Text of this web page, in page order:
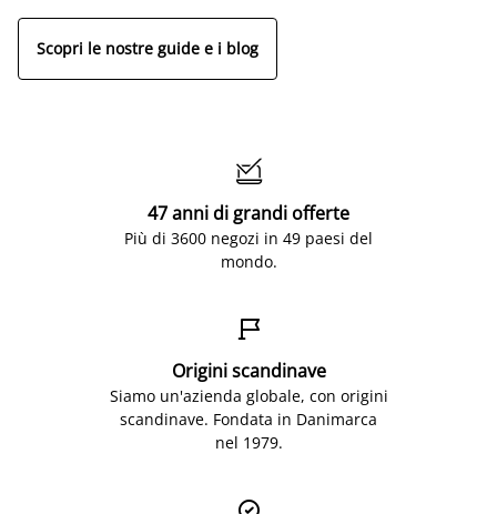
Scopri le nostre guide e i blog

47 anni di grandi offerte
Più di 3600 negozi in 49 paesi del
mondo.

Origini scandinave
Siamo un'azienda globale, con origini
scandinave. Fondata in Danimarca
nel 1979.